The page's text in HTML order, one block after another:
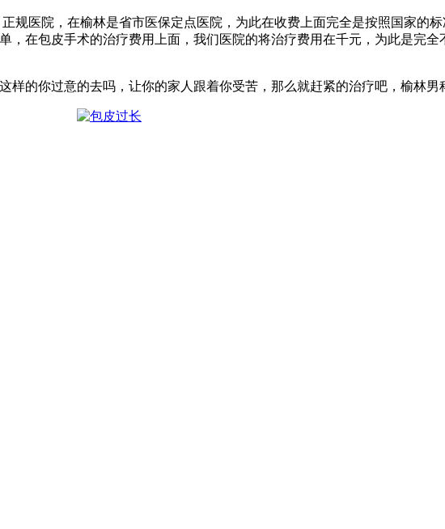
医院，在榆林是省市医保定点医院，为此在收费上面完全是按照国家的
在包皮手术的治疗费用上面，我们医院的将治疗费用在千元，为此是完全
的你过意的去吗，让你的家人跟着你受苦，那么就赶紧的治疗吧，榆林男